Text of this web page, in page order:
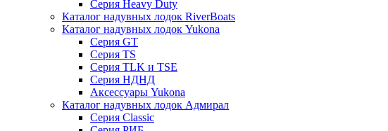
Серия Heavy Duty
Каталог надувных лодок RiverBoats
Каталог надувных лодок Yukona
Серия GT
Серия TS
Серия TLK и TSE
Серия НДНД
Аксессуары Yukona
Каталог надувных лодок Адмирал
Серия Classic